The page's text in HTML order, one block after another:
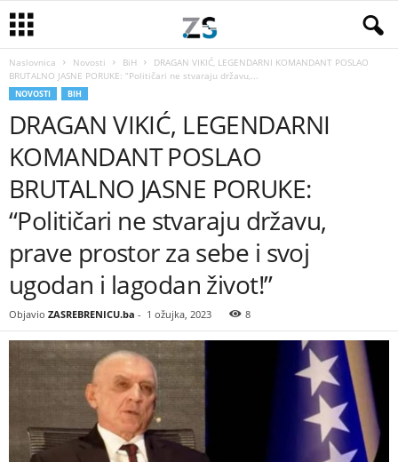
Naslovnica Novosti BiH
DRAGAN VIKIĆ, LEGENDARNI KOMANDANT POSLAO
BRUTALNO JASNE PORUKE: “Političari ne stvaraju državu,...
NOVOSTI BIH
DRAGAN VIKIĆ, LEGENDARNI
KOMANDANT POSLAO
BRUTALNO JASNE PORUKE:
“Političari ne stvaraju državu,
prave prostor za sebe i svoj
ugodan i lagodan život!”
Objavio ZASREBRENICU.ba - 1 ožujka, 2023 8